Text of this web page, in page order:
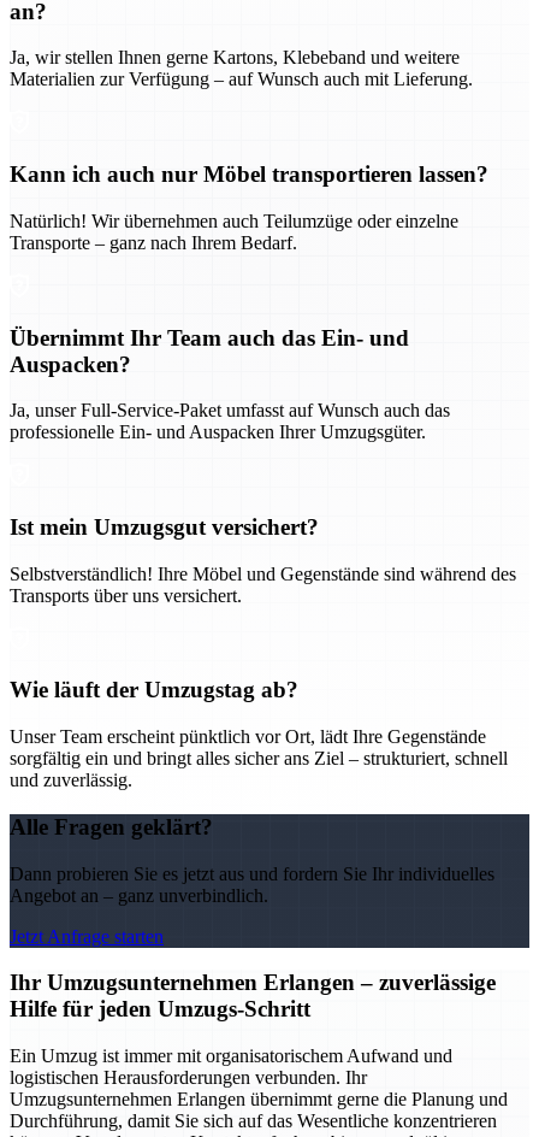
an?
Ja, wir stellen Ihnen gerne Kartons, Klebeband und weitere
Materialien zur Verfügung – auf Wunsch auch mit Lieferung.
Kann ich auch nur Möbel transportieren lassen?
Natürlich! Wir übernehmen auch Teilumzüge oder einzelne
Transporte – ganz nach Ihrem Bedarf.
Übernimmt Ihr Team auch das Ein- und
Auspacken?
Ja, unser Full-Service-Paket umfasst auf Wunsch auch das
professionelle Ein- und Auspacken Ihrer Umzugsgüter.
Ist mein Umzugsgut versichert?
Selbstverständlich! Ihre Möbel und Gegenstände sind während des
Transports über uns versichert.
Wie läuft der Umzugstag ab?
Unser Team erscheint pünktlich vor Ort, lädt Ihre Gegenstände
sorgfältig ein und bringt alles sicher ans Ziel – strukturiert, schnell
und zuverlässig.
Alle Fragen geklärt?
Dann probieren Sie es jetzt aus und fordern Sie Ihr individuelles
Angebot an – ganz unverbindlich.
Jetzt Anfrage starten
Ihr Umzugsunternehmen Erlangen – zuverlässige
Hilfe für jeden Umzugs-Schritt
Ein Umzug ist immer mit organisatorischem Aufwand und
logistischen Herausforderungen verbunden. Ihr
Umzugsunternehmen Erlangen übernimmt gerne die Planung und
Durchführung, damit Sie sich auf das Wesentliche konzentrieren